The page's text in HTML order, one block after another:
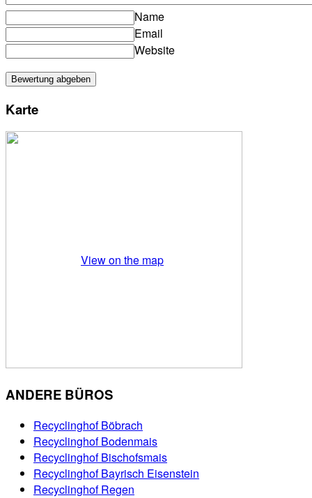
Name
Email
Website
Karte
View on the map
ANDERE BÜROS
Recyclinghof Böbrach
Recyclinghof Bodenmais
Recyclinghof Bischofsmais
Recyclinghof Bayrisch Eisenstein
Recyclinghof Regen